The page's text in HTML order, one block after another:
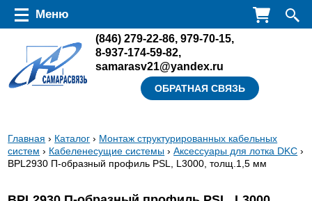
Перейти к основному содержанию
(846) 279-22-86,979-70-15,
8-937-174-59-82,
samarasv21@yandex.ru
ОБРАТНАЯ СВЯЗЬ
Меню
Вы
здесь
Главная › Каталог › Монтаж структурированных кабельных
систем › Кабеленесущие системы ›Аксессуары для лотка DKC ›
BPL2930 П-образный профиль PSL, L3000, толщ.1,5 мм